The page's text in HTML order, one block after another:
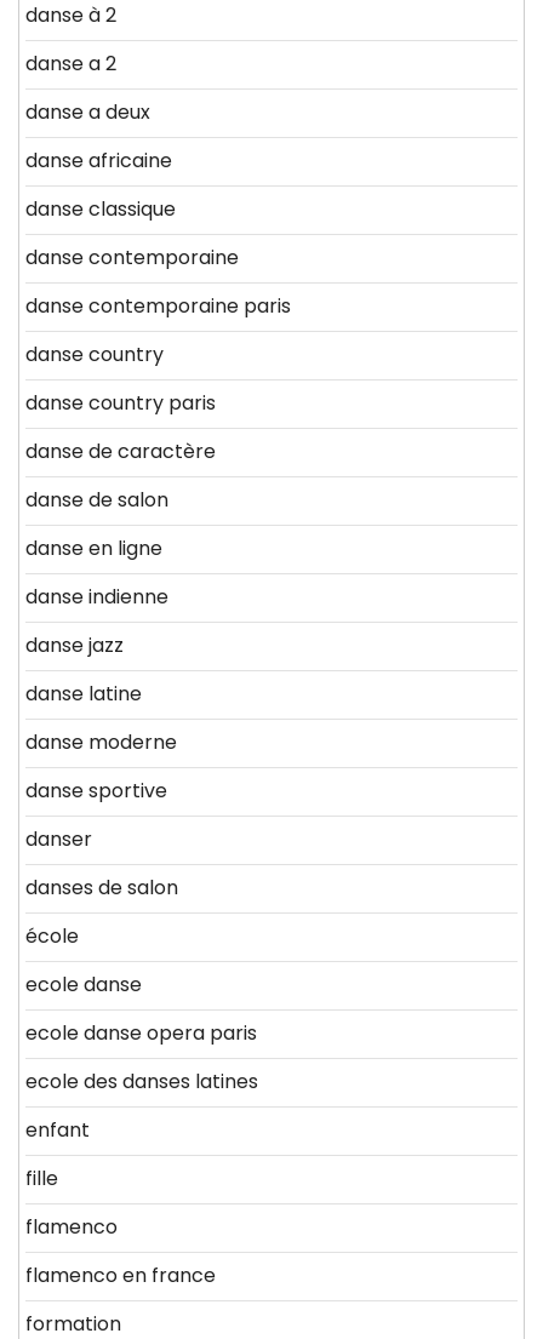
danse à 2
danse a 2
danse a deux
danse africaine
danse classique
danse contemporaine
danse contemporaine paris
danse country
danse country paris
danse de caractère
danse de salon
danse en ligne
danse indienne
danse jazz
danse latine
danse moderne
danse sportive
danser
danses de salon
école
ecole danse
ecole danse opera paris
ecole des danses latines
enfant
fille
flamenco
flamenco en france
formation